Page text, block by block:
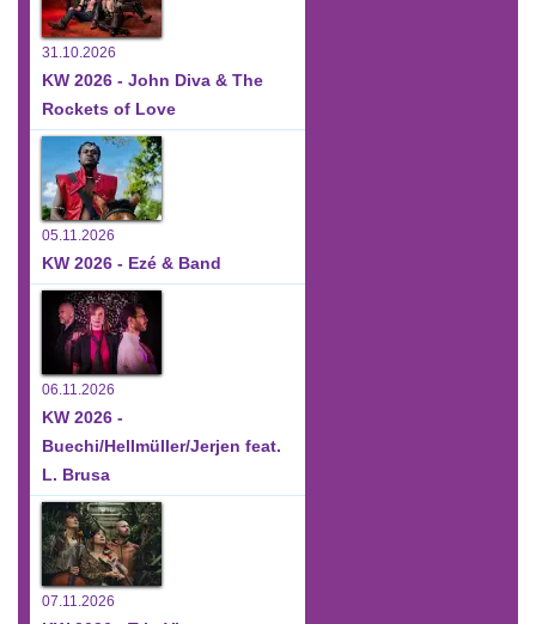
31.10.2026
KW 2026 - John Diva & The
Rockets of Love
05.11.2026
KW 2026 - Ezé & Band
06.11.2026
KW 2026 -
Buechi/Hellmüller/Jerjen feat.
L. Brusa
07.11.2026